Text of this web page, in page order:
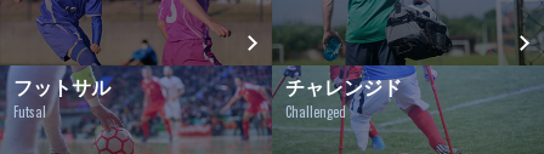
フットサル
Futsal
チャレンジド
Challenged